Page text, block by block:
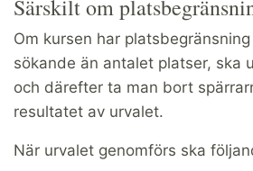
Särskilt om
Om kursen har
sökande än antalet platser, ska
och därefter ta man bort
resultatet av urvalet.
När urvalet genomförs ska